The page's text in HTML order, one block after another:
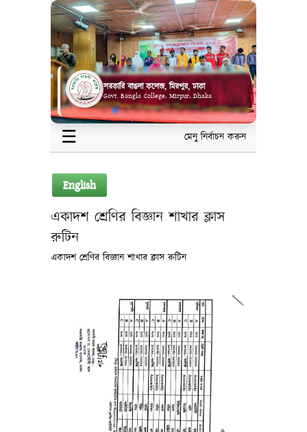
সরকারি বাঙলা কলেজ, মিরপুর, ঢাকা
Govt. Bangla College, Mirpur, Dhaka
☰ মেনু নির্বাচন করুন
English
একাদশ শ্রেণির বিজ্ঞান শাখার ক্লাস
রুটিন
একাদশ শ্রেণির বিজ্ঞান শাখার ক্লাস রুটিন